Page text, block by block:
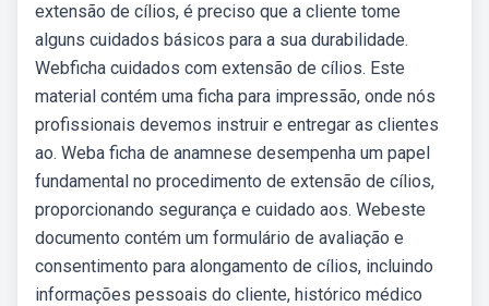
extensão de cílios, é preciso que a cliente tome
alguns cuidados básicos para a sua durabilidade.
Webficha cuidados com extensão de cílios. Este
material contém uma ficha para impressão, onde nós
profissionais devemos instruir e entregar as clientes
ao. Weba ficha de anamnese desempenha um papel
fundamental no procedimento de extensão de cílios,
proporcionando segurança e cuidado aos. Webeste
documento contém um formulário de avaliação e
consentimento para alongamento de cílios, incluindo
informações pessoais do cliente, histórico médico